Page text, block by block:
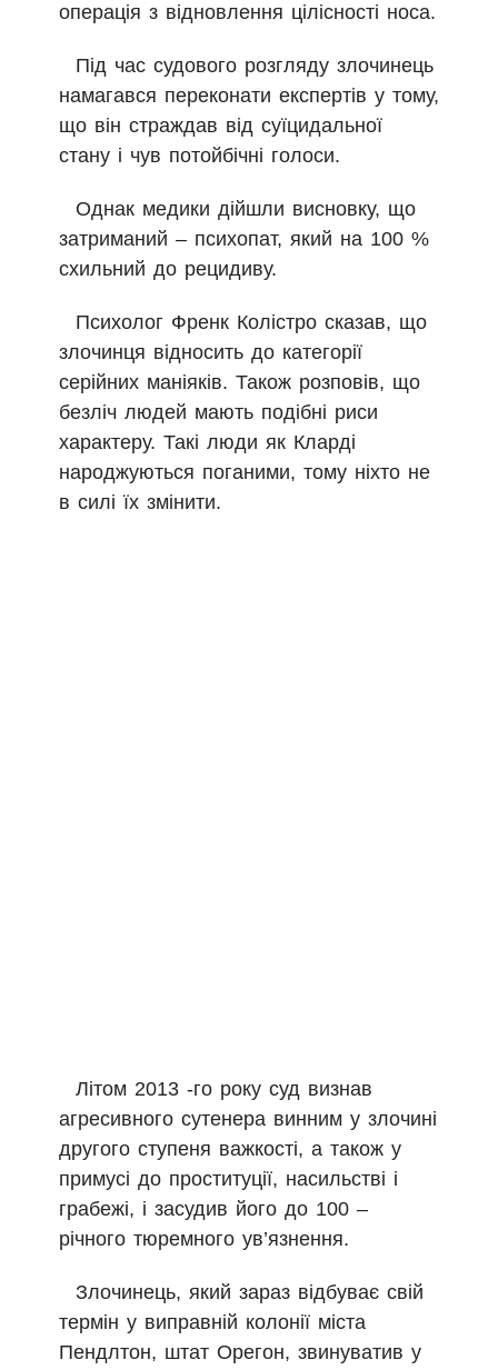
операція з відновлення цілісності носа.
Під час судового розгляду злочинець
намагався переконати експертів у тому,
що він страждав від суїцидальної
стану і чув потойбічні голоси.
Однак медики дійшли висновку, що
затриманий – психопат, який на 100 %
схильний до рецидиву.
Психолог Френк Колістро сказав, що
злочинця відносить до категорії
серійних маніяків. Також розповів, що
безліч людей мають подібні риси
характеру. Такі люди як Кларді
народжуються поганими, тому ніхто не
в силі їх змінити.
Літом 2013 -го року суд визнав
агресивного сутенера винним у злочині
другого ступеня важкості, а також у
примусі до проституції, насильстві і
грабежі, і засудив його до 100 –
річного тюремного ув’язнення.
Злочинець, який зараз відбуває свій
термін у виправній колонії міста
Пендлтон, штат Орегон, звинуватив у